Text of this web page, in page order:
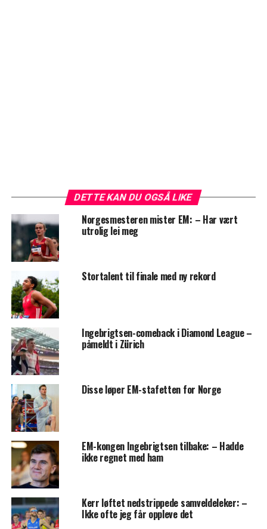
DETTE KAN DU OGSÅ LIKE
Norgesmesteren mister EM: – Har vært
utrolig lei meg
Stortalent til finale med ny rekord
Ingebrigtsen-comeback i Diamond League –
påmeldt i Zürich
Disse løper EM-stafetten for Norge
EM-kongen Ingebrigtsen tilbake: – Hadde
ikke regnet med ham
Kerr løftet nedstrippede samveldeleker: –
Ikke ofte jeg får oppleve det